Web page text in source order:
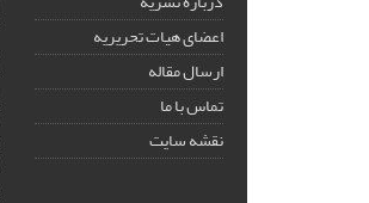
اعضای هیات تحریریه
ارسال مقاله
تماس با ما
نقشه سایت